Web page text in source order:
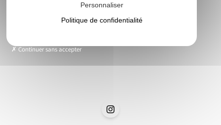
Accueil
Animation musicale
Demande de devis
Contact
Personnaliser
Politique de confidentialité
Continuer sans accepter